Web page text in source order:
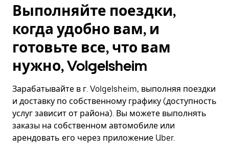
Выполняйте поездки,
когда удобно вам, и
готовьте все, что вам
нужно, Volgelsheim
Зарабатывайте в г. Volgelsheim, выполняя поездки
и доставку по собственному графику (доступность
услуг зависит от района). Вы можете выполнять
заказы на собственном автомобиле или
арендовать его через приложение Uber.